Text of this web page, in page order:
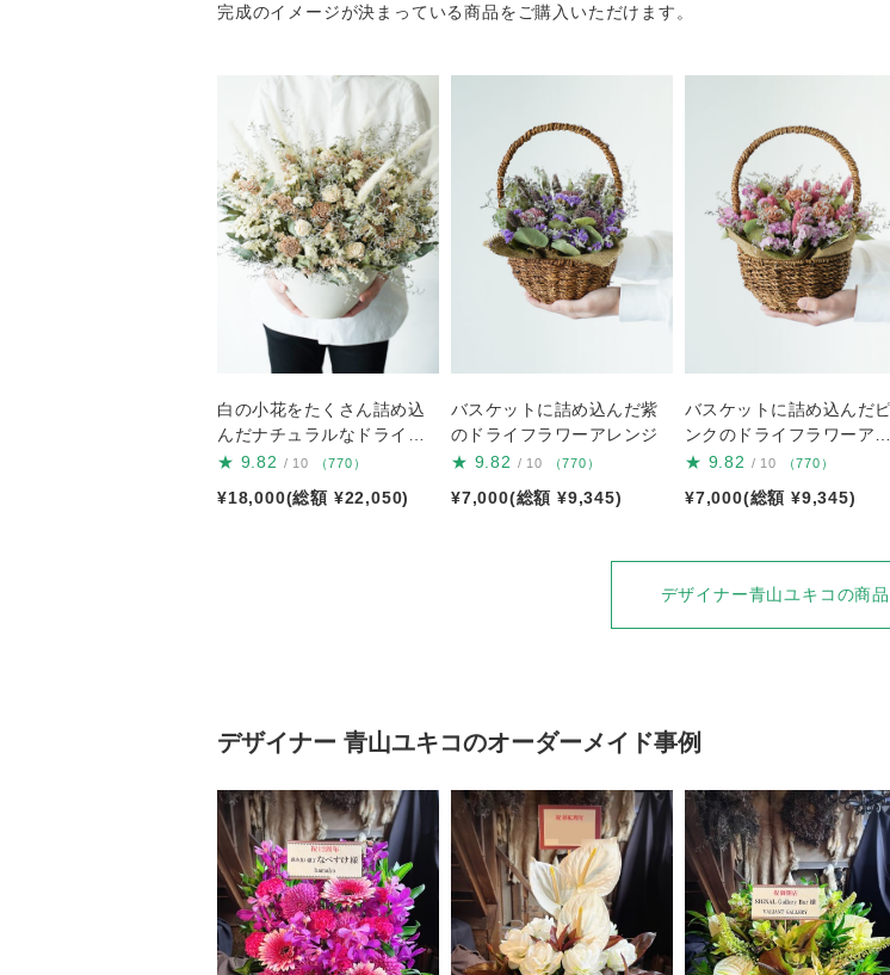
完成のイメージが決まっている商品をご購入いただけます。
白の小花をたくさん詰め込
んだナチュラルなドライフ
ラワーアレンジ
★ 9.82 / 10 （770）
¥18,000(総額 ¥22,050)
バスケットに詰め込んだ紫
のドライフラワーアレンジ
★ 9.82 / 10 （770）
¥7,000(総額 ¥9,345)
バスケットに詰め込んだピ
ンクのドライフラワーアレ
ンジ
★ 9.82 / 10 （770）
¥7,000(総額 ¥9,345)
デザイナー青山ユキコの商
デザイナー 青山ユキコのオーダーメイド事例